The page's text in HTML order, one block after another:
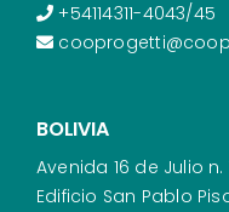
+54114311-4043/45
BOLIVIA
Avenida 16 de Julio n.
Edificio San Pablo